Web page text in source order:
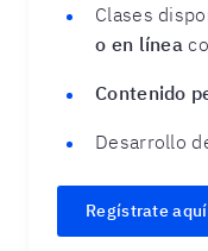
Clases
o en línea
Contenido
Desarrollo
Regístrate aquí